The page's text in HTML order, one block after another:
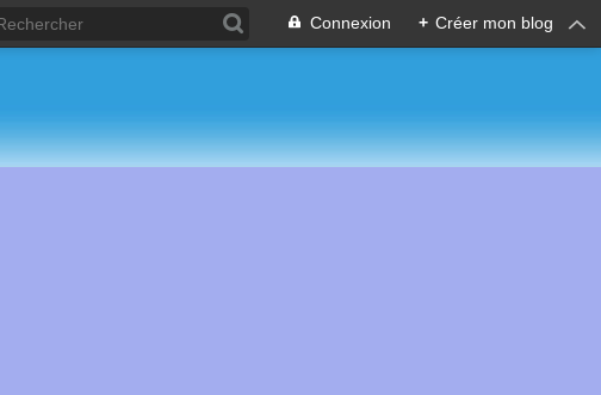
Connexion + Créer mon blog